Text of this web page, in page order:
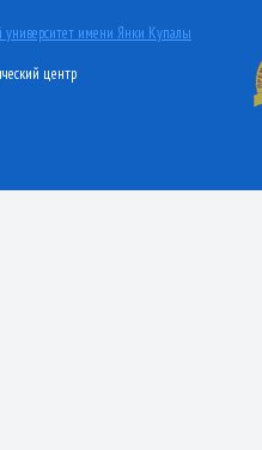
университет имени Янки Купалы
центр